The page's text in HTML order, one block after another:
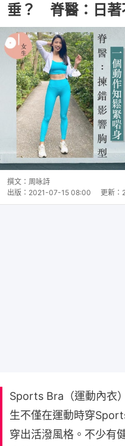
垂？ 脊醫：日著
撰文： 周咏詩
出版： 2021-07-15 08:00 更新：
Sports Bra（運動內衣
生不僅在運動時穿
穿出活潑風格。不少有